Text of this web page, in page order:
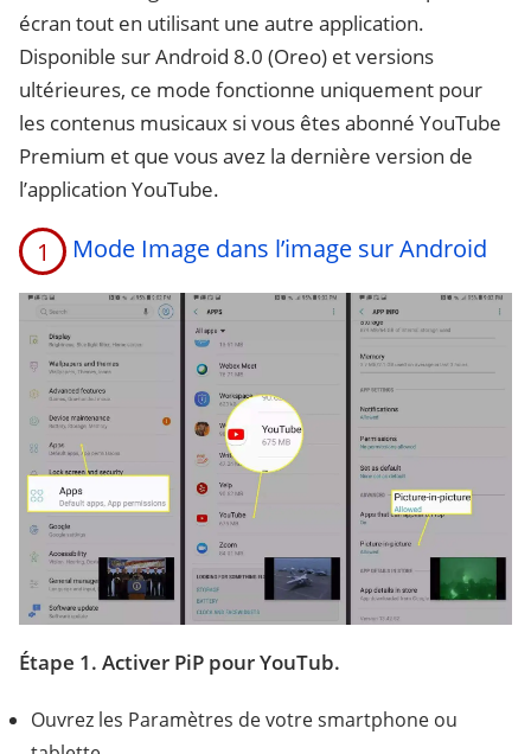
écran tout en utilisant une autre application.
Disponible sur Android 8.0 (Oreo) et versions
ultérieures, ce mode fonctionne uniquement pour
les contenus musicaux si vous êtes abonné YouTube
Premium et que vous avez la dernière version de
l’application YouTube.
1 Mode Image dans l’image sur Android
Étape 1. Activer PiP pour YouTub.
Ouvrez les Paramètres de votre smartphone ou